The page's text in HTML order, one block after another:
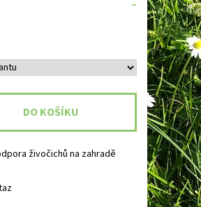
–
živočichů na zahradě